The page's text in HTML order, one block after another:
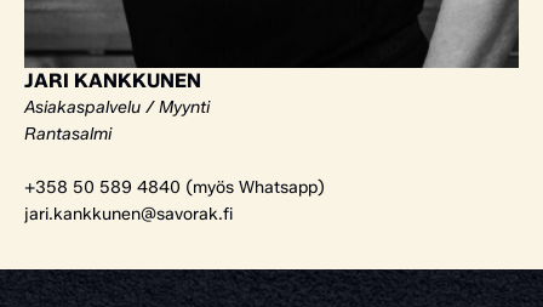
JARI KANKKUNEN
Asiakaspalvelu / Myynti
Rantasalmi
+358 50 589 4840 (myös Whatsapp)
jari.kankkunen@savorak.fi